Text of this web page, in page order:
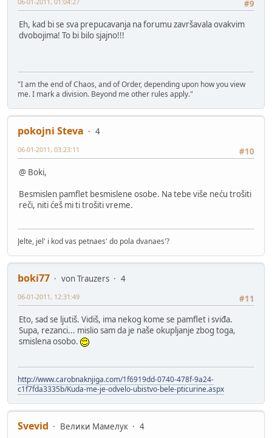
#9
Eh, kad bi se sva prepucavanja na forumu završavala ovakvim
dvobojima! To bi bilo sjajno!!!
"I am the end of Chaos, and of Order, depending upon how you view
me. I mark a division. Beyond me other rules apply."
pokojni Steva
4
#10
06-01-2011, 03:23:11
@ Boki,
Besmislen pamflet besmislene osobe. Na tebe više neću trošiti
reči, niti ćeš mi ti trošiti vreme.
Jelte, jel' i kod vas petnaes' do pola dvanaes'?
boki77 von Trauzers
4
#11
06-01-2011, 12:31:49
Eto, sad se ljutiš. Vidiš, ima nekog kome se pamflet i sviđa.
Supa, rezanci... mislio sam da je naše okupljanje zbog toga,
smislena osobo.
http://www.carobnaknjiga.com/1f6919dd-0740-478f-9a24-
c1f7fda3335b/Kuda-me-je-odvelo-ubistvo-bele-pticurine.aspx
Svevid Велики Мамелук
4